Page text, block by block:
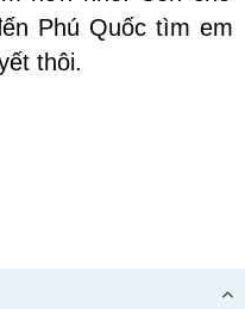
Phú Quốc tìm em
thôi.